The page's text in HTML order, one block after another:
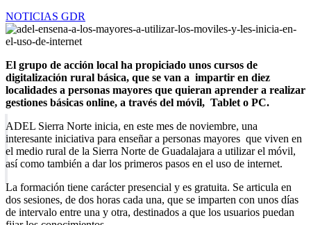
NOTICIAS GDR
El grupo de acción local ha propiciado unos cursos de
digitalización rural básica, que se van a impartir en diez
localidades a personas mayores que quieran aprender a realizar
gestiones básicas online, a través del móvil, Tablet o PC.
ADEL Sierra Norte inicia, en este mes de noviembre, una
interesante iniciativa para enseñar a personas mayores que viven en
el medio rural de la Sierra Norte de Guadalajara a utilizar el móvil,
así como también a dar los primeros pasos en el uso de internet.
La formación tiene carácter presencial y es gratuita. Se articula en
dos sesiones, de dos horas cada una, que se imparten con unos días
de intervalo entre una y otra, destinados a que los usuarios puedan